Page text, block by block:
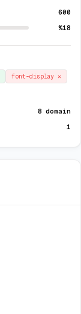
600
%18
font-display ✕
8 domain
1